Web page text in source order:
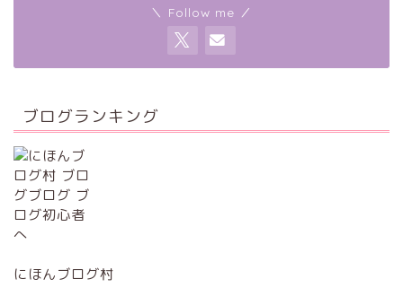
＼ Follow me ／
ブログランキング
にほんブログ村